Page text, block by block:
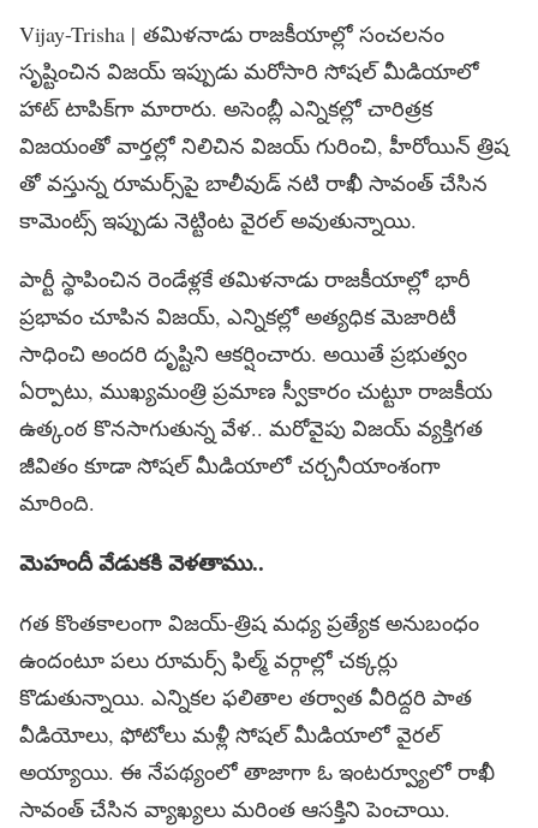
Vijay-Trisha | తమిళనాడు రాజకీయాల్లో సంచలనం
సృష్టించిన విజయ్ ఇప్పుడు మరోసారి సోషల్ మీడియాలో
హాట్ టాపిక్‌గా మారారు. అసెంబ్లీ ఎన్నికల్లో చారిత్రక
విజయంతో వార్తల్లో నిలిచిన విజయ్ గురించి, హీరోయిన్ త్రిష
తో వస్తున్న రూమర్స్‌పై బాలీవుడ్ నటి రాఖీ సావంత్ చేసిన
కామెంట్స్ ఇప్పుడు నెట్టింట వైరల్ అవుతున్నాయి.
పార్టీ స్థాపించిన రెండేళ్లకే తమిళనాడు రాజకీయాల్లో భారీ
ప్రభావం చూపిన విజయ్, ఎన్నికల్లో అత్యధిక మెజారిటీ
సాధించి అందరి దృష్టిని ఆకర్షించారు. అయితే ప్రభుత్వం
ఏర్పాటు, ముఖ్యమంత్రి ప్రమాణ స్వీకారం చుట్టూ రాజకీయ
ఉత్కంఠ కొనసాగుతున్న వేళ.. మరోవైపు విజయ్ వ్యక్తిగత
జీవితం కూడా సోషల్ మీడియాలో చర్చనీయాంశంగా
మారింది.
మెహందీ వేడుక‌కి వెళ‌తాము..
గత కొంతకాలంగా విజయ్-త్రిష మధ్య ప్రత్యేక అనుబంధం
ఉందంటూ పలు రూమర్స్ ఫిల్మ్ వర్గాల్లో చక్కర్లు
కొడుతున్నాయి. ఎన్నికల ఫలితాల తర్వాత వీరిద్దరి పాత
వీడియోలు, ఫోటోలు మళ్లీ సోషల్ మీడియాలో వైరల్
అయ్యాయి. ఈ నేపథ్యంలో తాజాగా ఓ ఇంటర్వ్యూలో రాఖీ
సావంత్ చేసిన వ్యాఖ్యలు మరింత ఆసక్తిని పెంచాయి.